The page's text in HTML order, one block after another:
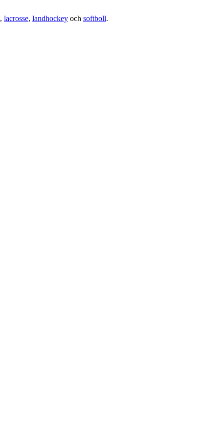
, lacrosse, landhockey och softboll.